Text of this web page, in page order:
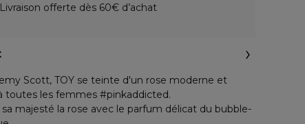
offerte dès 60€ d’achat
Scott, TOY se teinte d'un rose moderne et
toutes les femmes #pinkaddicted.
majesté la rose avec le parfum délicat du bubble-